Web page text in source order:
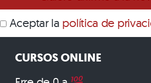
Aceptar la política de
CURSOS ONLINE